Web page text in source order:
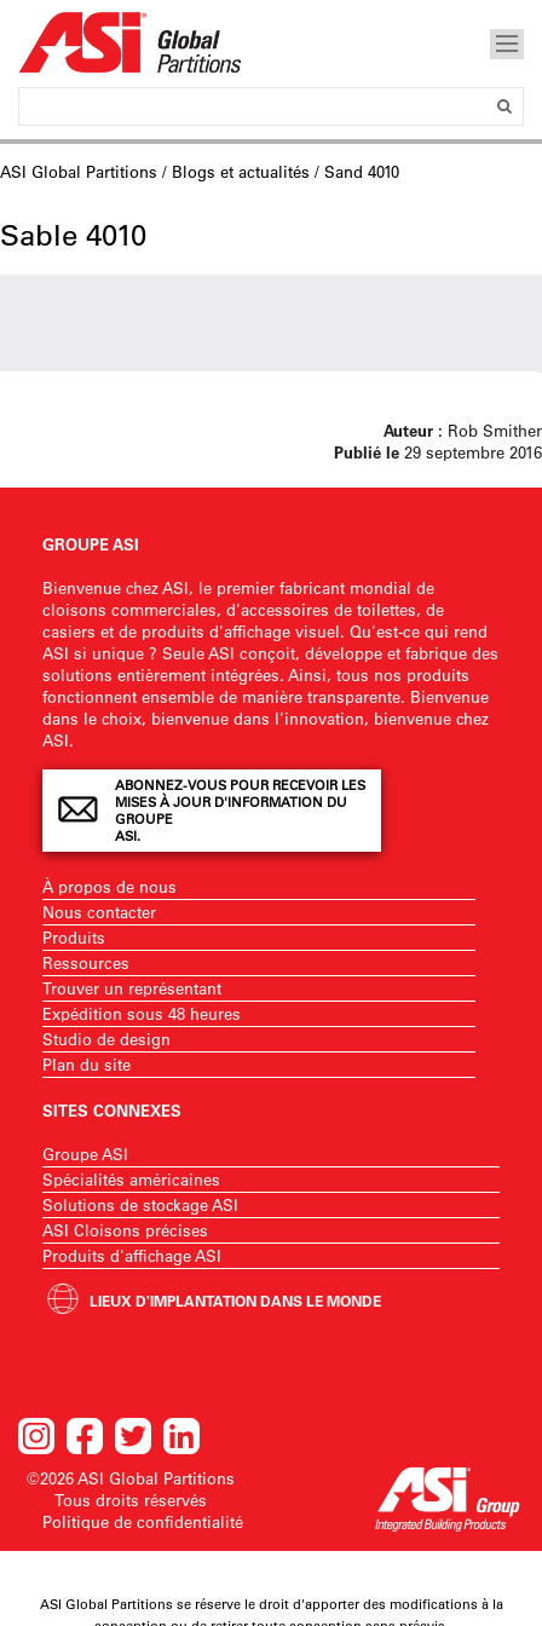
ASI Global Partitions / Blogs et actualités / Sand 4010
Sable 4010
Auteur : Rob Smither
Publié le 29 septembre 2016
GROUPE ASI
Bienvenue chez ASI, le premier fabricant mondial de
cloisons commerciales, d'accessoires de toilettes, de
casiers et de produits d'affichage visuel. Qu'est-ce qui rend
ASI si unique ? Seule ASI conçoit, développe et fabrique des
solutions entièrement intégrées. Ainsi, tous nos produits
fonctionnent ensemble de manière transparente. Bienvenue
dans le choix, bienvenue dans l'innovation, bienvenue chez
ASI.
ABONNEZ-VOUS POUR RECEVOIR LES
MISES À JOUR D'INFORMATION DU
GROUPE
ASI.
À propos de nous
Nous contacter
Produits
Ressources
Trouver un représentant
Expédition sous 48 heures
Studio de design
Plan du site
SITES CONNEXES
Groupe ASI
Spécialités américaines
Solutions de stockage ASI
ASI Cloisons précises
Produits d'affichage ASI
LIEUX D'IMPLANTATION DANS LE MONDE
©2026 ASI Global Partitions
Tous droits réservés
Politique de confidentialité
ASI Global Partitions se réserve le droit d'apporter des modifications à la